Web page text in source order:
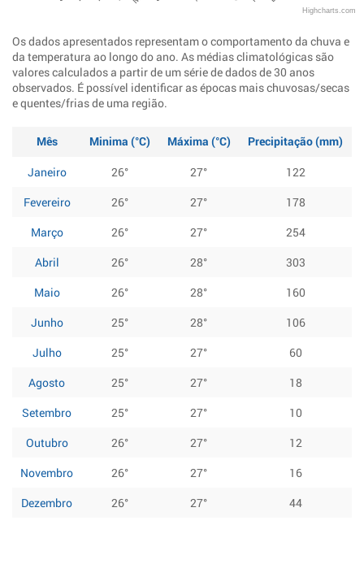
Highcharts.com
Os dados apresentados representam o comportamento da chuva e
da temperatura ao longo do ano. As médias climatológicas são
valores calculados a partir de um série de dados de 30 anos
observados. É possível identificar as épocas mais chuvosas/secas
e quentes/frias de uma região.
Mês Minima (°C) Máxima (°C)
Precipitação (mm)
Janeiro
26° 27°
122
Fevereiro
26° 27°
178
Março
26° 27°
254
Abril
26° 28°
303
Maio
26° 28°
160
Junho
25° 28°
106
Julho
25° 27°
60
Agosto
25° 27°
18
Setembro
25° 27°
10
Outubro
26° 27°
12
Novembro
26° 27°
16
Dezembro
26° 27° 44